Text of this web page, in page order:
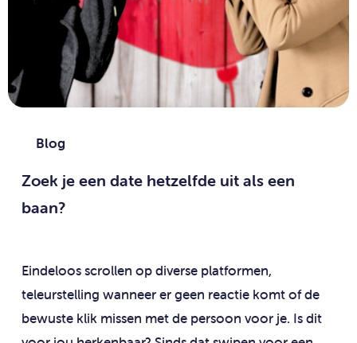
Blog
Zoek je een date hetzelfde uit als een
baan?
Eindeloos scrollen op diverse platformen,
teleurstelling wanneer er geen reactie komt of de
bewuste klik missen met de persoon voor je. Is dit